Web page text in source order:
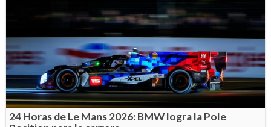
24 Horas de Le Mans 2026: BMW logra la Pole